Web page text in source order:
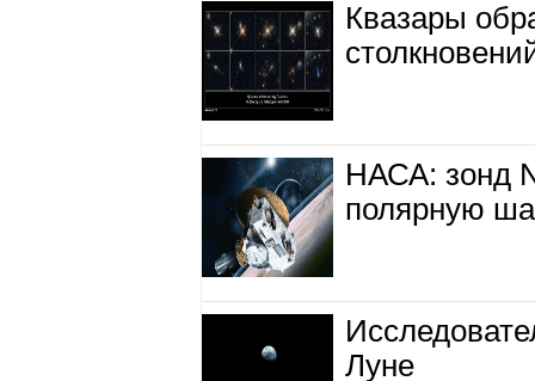
Квазары
НАСА: зонд
полярную
Луне